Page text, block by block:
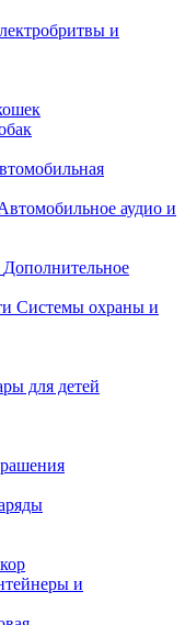
и
аудио и
Дополнительное
Системы охраны и
для детей
и